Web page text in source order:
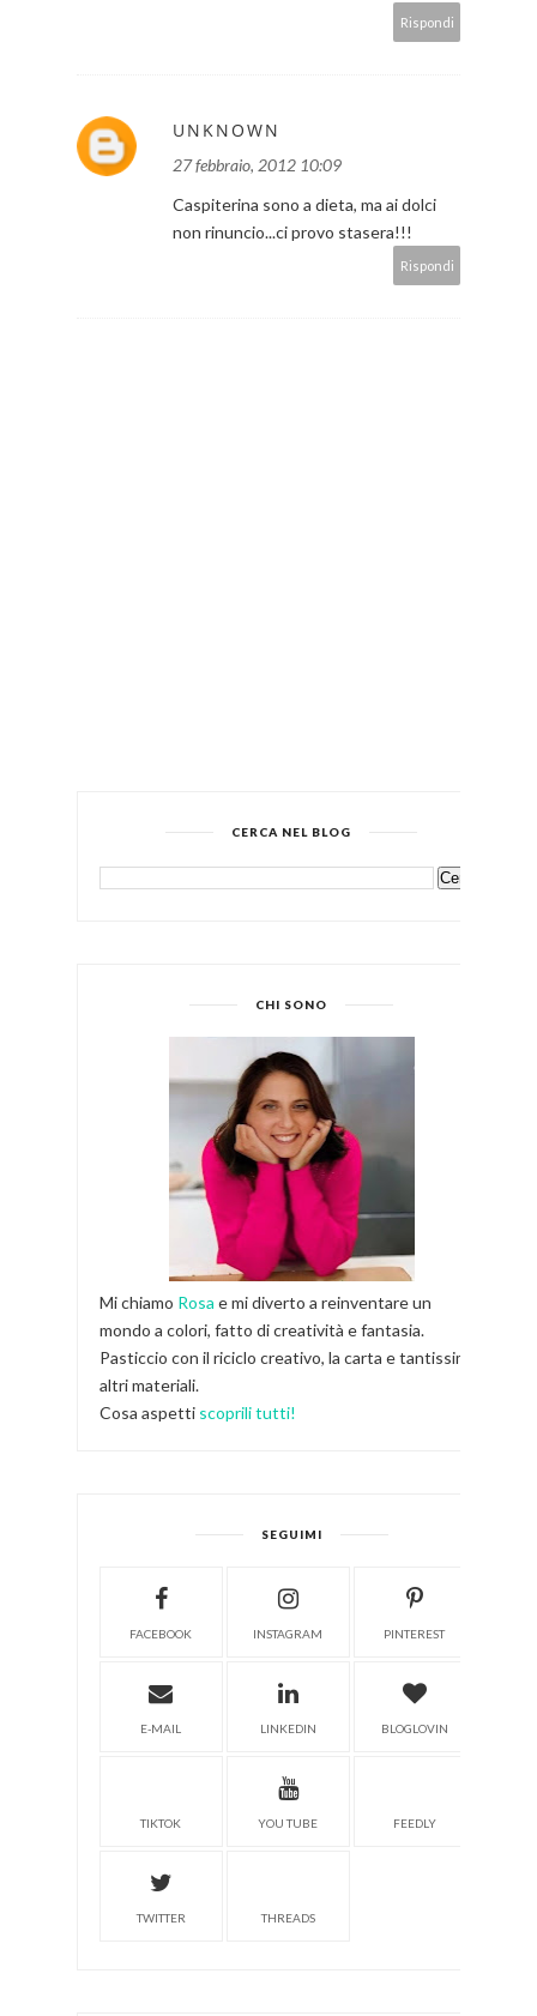
Rispondi
UNKNOWN
27 febbraio, 2012 10:09
Caspiterina sono a dieta, ma ai dolci
non rinuncio...ci provo stasera!!!
Rispondi
CERCA NEL BLOG
CHI SONO
Mi chiamo Rosa e mi diverto a reinventare un
mondo a colori, fatto di creatività e fantasia.
Pasticcio con il riciclo creativo, la carta e tantissimi
altri materiali.
Cosa aspetti scoprili tutti!
SEGUIMI
FACEBOOK INSTAGRAM PINTEREST
E-MAIL LINKEDIN BLOGLOVIN
TIKTOK YOU TUBE FEEDLY
TWITTER THREADS